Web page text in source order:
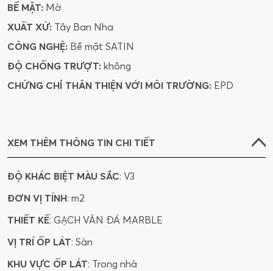
BỀ MẶT: Mờ
XUẤT XỨ: Tây Ban Nha
CÔNG NGHỆ: Bề mặt SATIN
ĐỘ CHỐNG TRƯỢT: không
CHỨNG CHỈ THÂN THIỆN VỚI MÔI TRƯỜNG: EPD
XEM THÊM THÔNG TIN CHI TIẾT
ĐỘ KHÁC BIỆT MÀU SẮC: V3
ĐƠN VỊ TÍNH: m2
THIẾT KẾ: GẠCH VÂN ĐÁ MARBLE
VỊ TRÍ ỐP LÁT: Sàn
KHU VỰC ỐP LÁT: Trong nhà